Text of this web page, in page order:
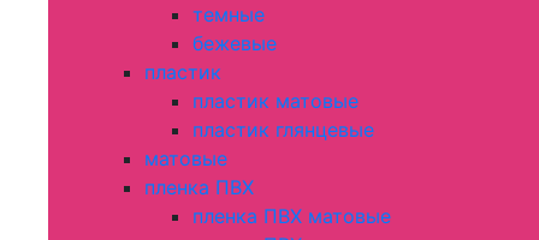
темные
бежевые
пластик
пластик матовые
пластик глянцевые
матовые
пленка ПВХ
пленка ПВХ матовые